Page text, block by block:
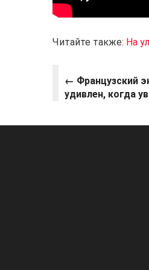
Читайте также: На
← Французский
удивлен, когда